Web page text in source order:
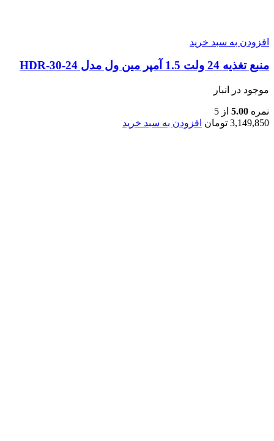
افزودن به سبد خرید
منبع تغذیه 24 ولت 1.5 آمپر مین ول مدل HDR-30-24
موجود در انبار
نمره 5.00 از 5
3,149,850 تومان افزودن به سبد خرید